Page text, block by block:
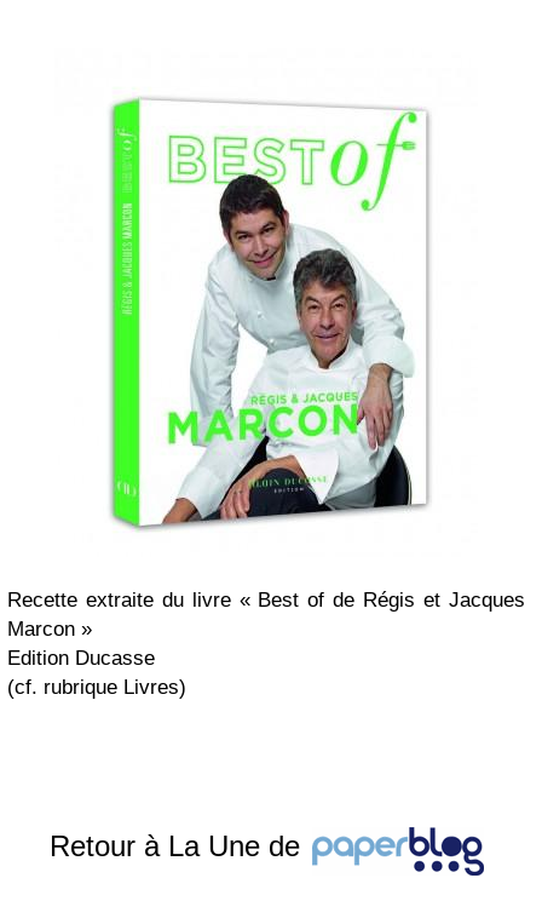
Recette extraite du livre « Best of de Régis et Jacques
Marcon »
Edition Ducasse
(cf. rubrique Livres)
Retour à La Une de